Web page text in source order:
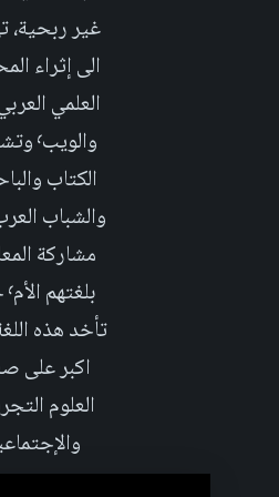
غير ربحية، تهدف
الى إثراء المحتوى
العلمي العربي على
والويب٬ وتشجيع
الكتاب والباحثين
والشباب العرب على
مشاركة المعلومة
بلغتهم الأم٬ حتى
تأخد هذه اللغة دوراً
اكبر على صعيد
العلوم التجريبية
والإجتماعية.